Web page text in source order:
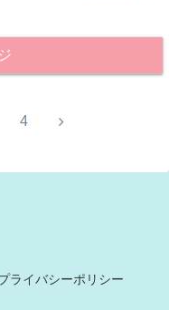
4
ライバシーポリシー